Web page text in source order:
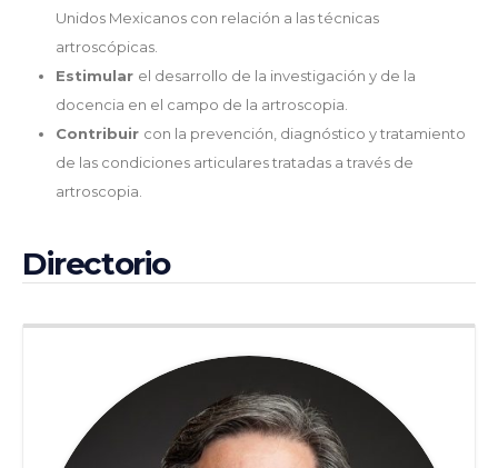
Unidos Mexicanos con relación a las técnicas
artroscópicas.
Estimular el desarrollo de la investigación y de la
docencia en el campo de la artroscopia.
Contribuir con la prevención, diagnóstico y tratamiento
de las condiciones articulares tratadas a través de
artroscopia.
Directorio